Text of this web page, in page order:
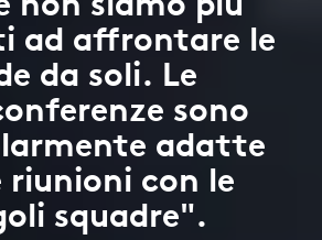
ad affrontare le
da soli. Le
sono
adatte
riunioni con le
squadre".